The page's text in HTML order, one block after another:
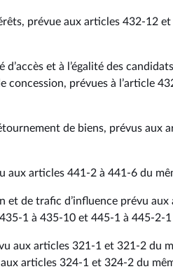
prévue aux articles 432‑12
et à l’égalité des
concession, prévues à l’article
de biens, prévus aux
aux articles 441‑2 à 441‑6 du
et de trafic d’influence prévu aux
à 435‑10 et 445‑1 à
aux articles 321‑1 et 321‑2 du
articles 324‑1 et 324‑2 du